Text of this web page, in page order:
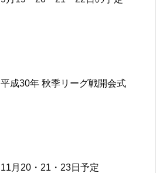
平成30年 秋季リーグ戦開会式
11月20・21・23日予定